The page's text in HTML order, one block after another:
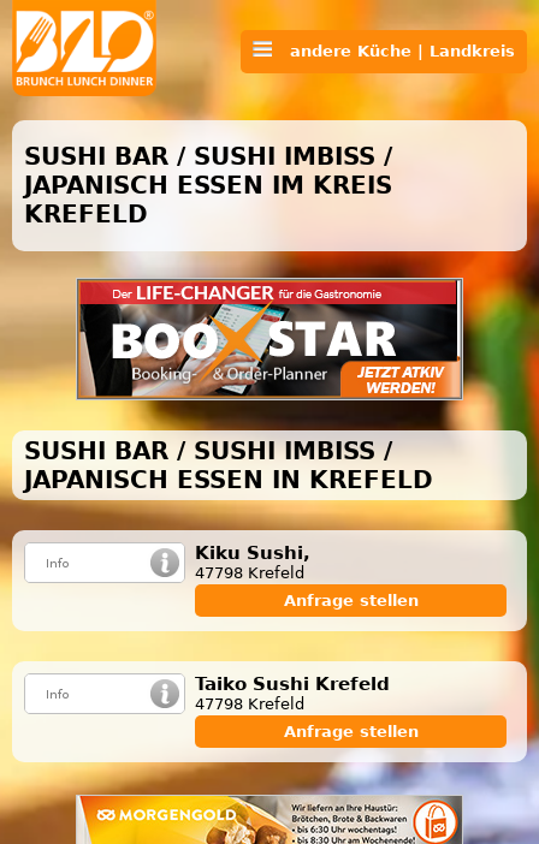
andere Küche | Landkreis
SUSHI BAR / SUSHI IMBISS /
JAPANISCH ESSEN IM KREIS
KREFELD
SUSHI BAR / SUSHI IMBISS /
JAPANISCH ESSEN IN KREFELD
Kiku Sushi,
47798 Krefeld
Anfrage stellen
Taiko Sushi Krefeld
47798 Krefeld
Anfrage stellen